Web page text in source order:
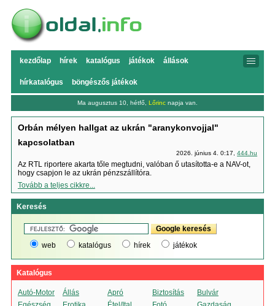
kezdőlap hírek katalógus játékok állások
hírkatalógus böngészős játékok
Ma augusztus 10, hétfő, Lőrinc napja van.
Orbán mélyen hallgat az ukrán "aranykonvojjal"
kapcsolatban
2026. június 4. 0:17,444.hu
Az RTL riportere akarta tőle megtudni, valóban ő utasította-e a NAV-ot,
hogy csapjon le az ukrán pénzszállítóra.
Tovább a teljes cikkre...
Keresés
web katalógus hírek játékok
Katalógus
Autó-Motor Állás Apró Biztosítás
Bulvár